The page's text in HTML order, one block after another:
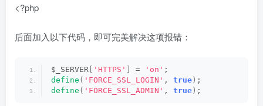
<?php
后面加入以下代码，即可完美解决这项报错：
$_SERVER [ 'HTTPS' ] = 'on' ;
define ( 'FORCE_SSL_LOGIN' , true) ;
define ( 'FORCE_SSL_ADMIN' , true) ;